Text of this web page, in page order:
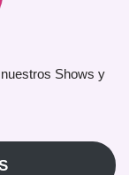
Shows y